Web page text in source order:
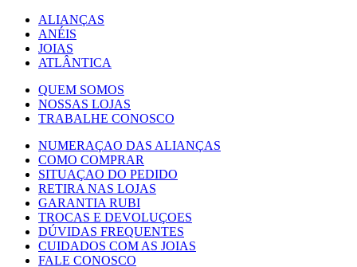
ALIANÇAS
ANÉIS
JOIAS
ATLÂNTICA
QUEM SOMOS
NOSSAS LOJAS
TRABALHE CONOSCO
NUMERAÇAO DAS ALIANÇAS
COMO COMPRAR
SITUAÇAO DO PEDIDO
RETIRA NAS LOJAS
GARANTIA RUBI
TROCAS E DEVOLUÇOES
DÚVIDAS FREQUENTES
CUIDADOS COM AS JOIAS
FALE CONOSCO